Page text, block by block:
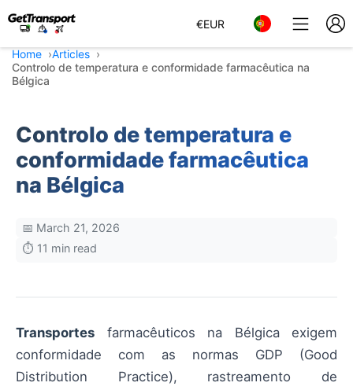
€EUR
Home
Articles
Controlo de temperatura e conformidade farmacêutica na
Bélgica
Controlo de temperatura e
conformidade farmacêutica
na Bélgica
📅 March 21, 2026
⏱️ 11 min read
Transportes farmacêuticos na Bélgica exigem
conformidade com as normas GDP (Good
Distribution Practice), rastreamento de